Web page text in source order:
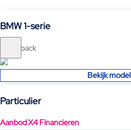
BMW 1-serie
Hatchback
Bekijk model
Particulier
Aanbod X4 Financieren